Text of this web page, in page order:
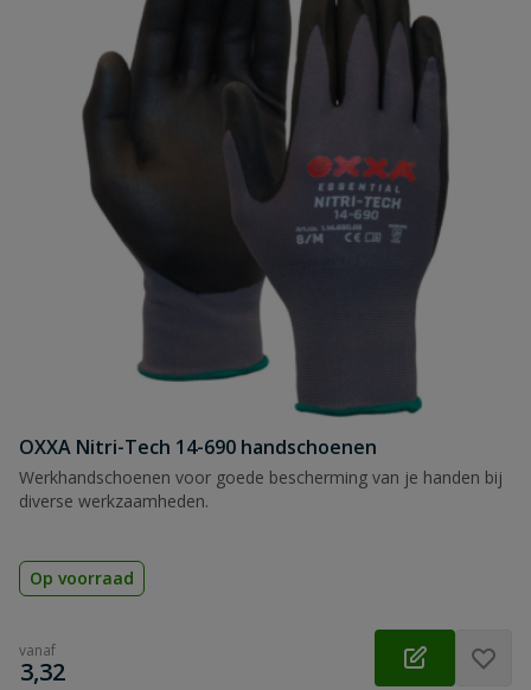
OXXA Nitri-Tech 14-690 handschoenen
Werkhandschoenen voor goede bescherming van je handen bij
diverse werkzaamheden.
Op voorraad
vanaf
€
3,32